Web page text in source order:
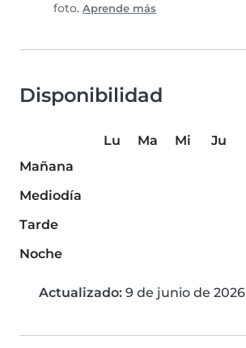
foto. Aprende más
Disponibilidad
Lu Ma Mi Ju
Mañana
Mediodía
Tarde
Noche
Actualizado: 9 de junio de 2026